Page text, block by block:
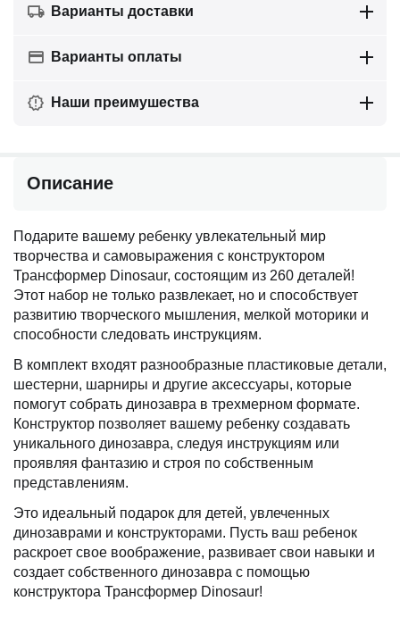
Варианты доставки
Варианты оплаты
Наши преимушества
Описание
Подарите вашему ребенку увлекательный мир
творчества и самовыражения с конструктором
Трансформер Dinosaur, состоящим из 260 деталей!
Этот набор не только развлекает, но и способствует
развитию творческого мышления, мелкой моторики и
способности следовать инструкциям.
В комплект входят разнообразные пластиковые детали,
шестерни, шарниры и другие аксессуары, которые
помогут собрать динозавра в трехмерном формате.
Конструктор позволяет вашему ребенку создавать
уникального динозавра, следуя инструкциям или
проявляя фантазию и строя по собственным
представлениям.
Это идеальный подарок для детей, увлеченных
динозаврами и конструкторами. Пусть ваш ребенок
раскроет свое воображение, развивает свои навыки и
создает собственного динозавра с помощью
конструктора Трансформер Dinosaur!